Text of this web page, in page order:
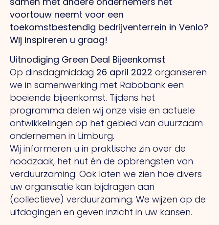
voortouw neemt voor een
toekomstbestendig bedrijventerrein in Venlo?
Wij inspireren u graag!
Uitnodiging Green Deal Bijeenkomst
Op dinsdagmiddag 26 april 2022 organiseren
we in samenwerking met Rabobank een
boeiende bijeenkomst. Tijdens het
programma delen wij onze visie en actuele
ontwikkelingen op het gebied van duurzaam
ondernemen in Limburg.
Wij informeren u in praktische zin over de
noodzaak, het nut én de opbrengsten van
verduurzaming. Ook laten we zien hoe divers
uw organisatie kan bijdragen aan
(collectieve) verduurzaming. We wijzen op de
uitdagingen en geven inzicht in uw kansen.